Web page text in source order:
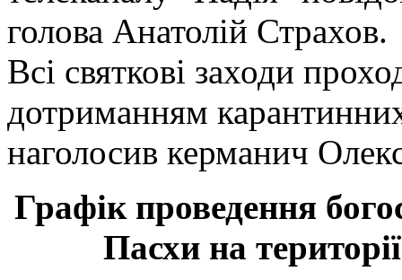
голова Анатолій Страхов.
Всі святкові заходи
дотриманням
наголосив керманич
Графік проведення
Пасхи на